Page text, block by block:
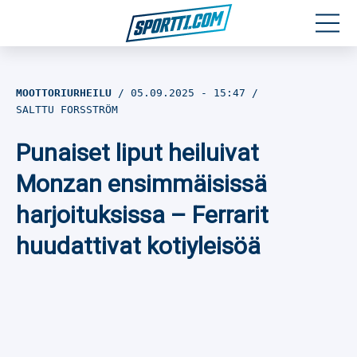
Jalkapallo
Yleisurheilu
Talviurheilu
MOOTTORIURHEILU 05.09.2025 - 15:47
SALTTU FORSSTRÖM
Punaiset liput heiluivat
Monzan ensimmäisissä
harjoituksissa – Ferrarit
huudattivat kotiyleisöä